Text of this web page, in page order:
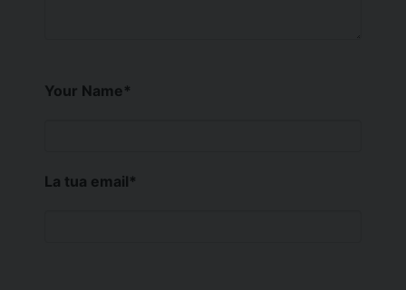
Your Name*
La tua email*